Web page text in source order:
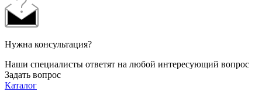
Нужна консультация?
Наши специалисты ответят на любой интересующий вопрос
Задать вопрос
Каталог